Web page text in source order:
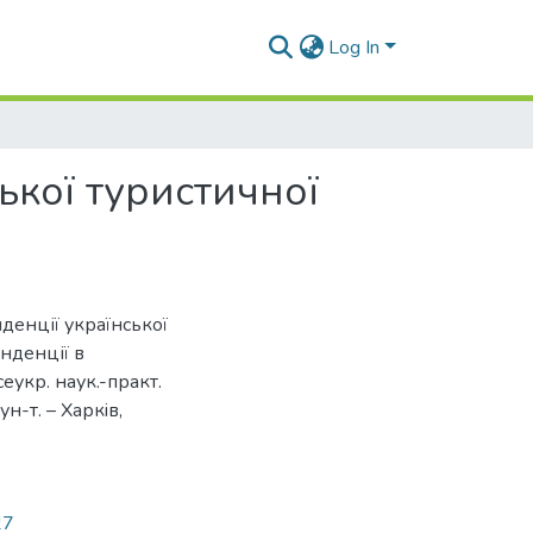
Log In
туристичної
української
в
наук.-практ.
т. – Харкiв,